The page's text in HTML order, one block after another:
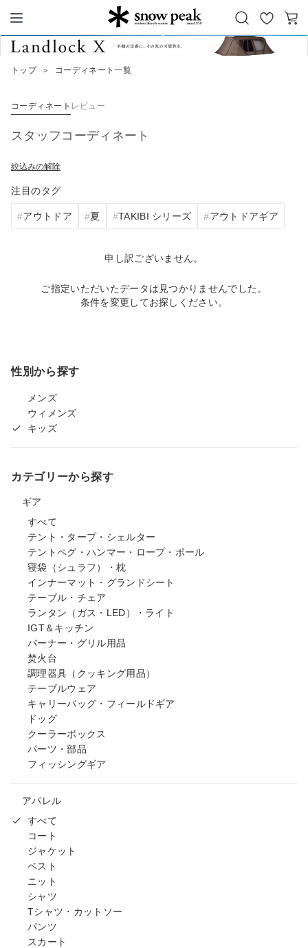
Snow Peak
お
気
カ
トップ ＞ コーディネート一覧
コーディネート レビュー
スタッフコーディネート
絞込みの解除
注目のタグ
アウトドア 夏 TAKIBI シリーズ アウトドアギア
申し訳ございません。
ご指定いただいたデータは見つかりませんでした。
条件を変更してお探しください。
性別から探す
メンズ
ウィメンズ
キッズ
カテゴリーから探す
ギア
すべて
テント・タープ・シェルター
テントペグ・ハンマー・ロープ・ポール
寝袋（シュラフ）・枕
インナーマット・グランドシート
テーブル・チェア
ランタン（ガス・LED）・ライト
IGT＆キッチン
バーナー・グリル用品
焚火台
調理器具（クッキング用品）
テーブルウェア
キャリーバッグ・フィールドギア
ドッグ
クーラーボックス
パーツ・部品
フィッシングギア
アパレル
すべて
コート
ジャケット
ベスト
ニット
シャツ
Tシャツ・カットソー
パンツ
スカート